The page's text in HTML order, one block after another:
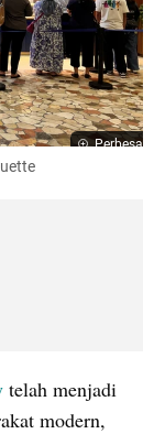
Perbesar
telah menjadi
modern,